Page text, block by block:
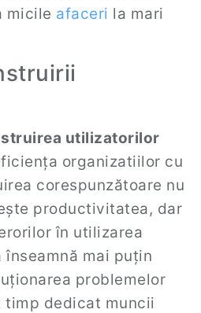
micile afaceri la mari
utilizatorilor
organizatiilor cu
corespunzătoare nu
productivitatea, dar
în utilizarea
înseamnă mai puțin
problemelor
timp dedicat muncii